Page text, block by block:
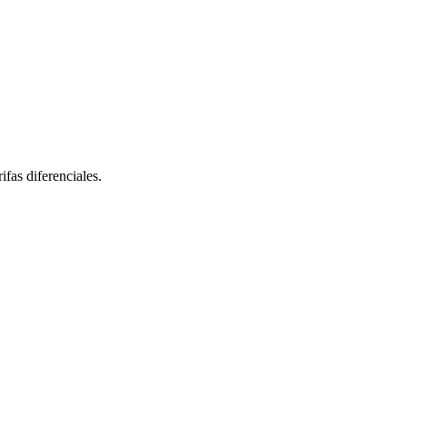
diferenciales.